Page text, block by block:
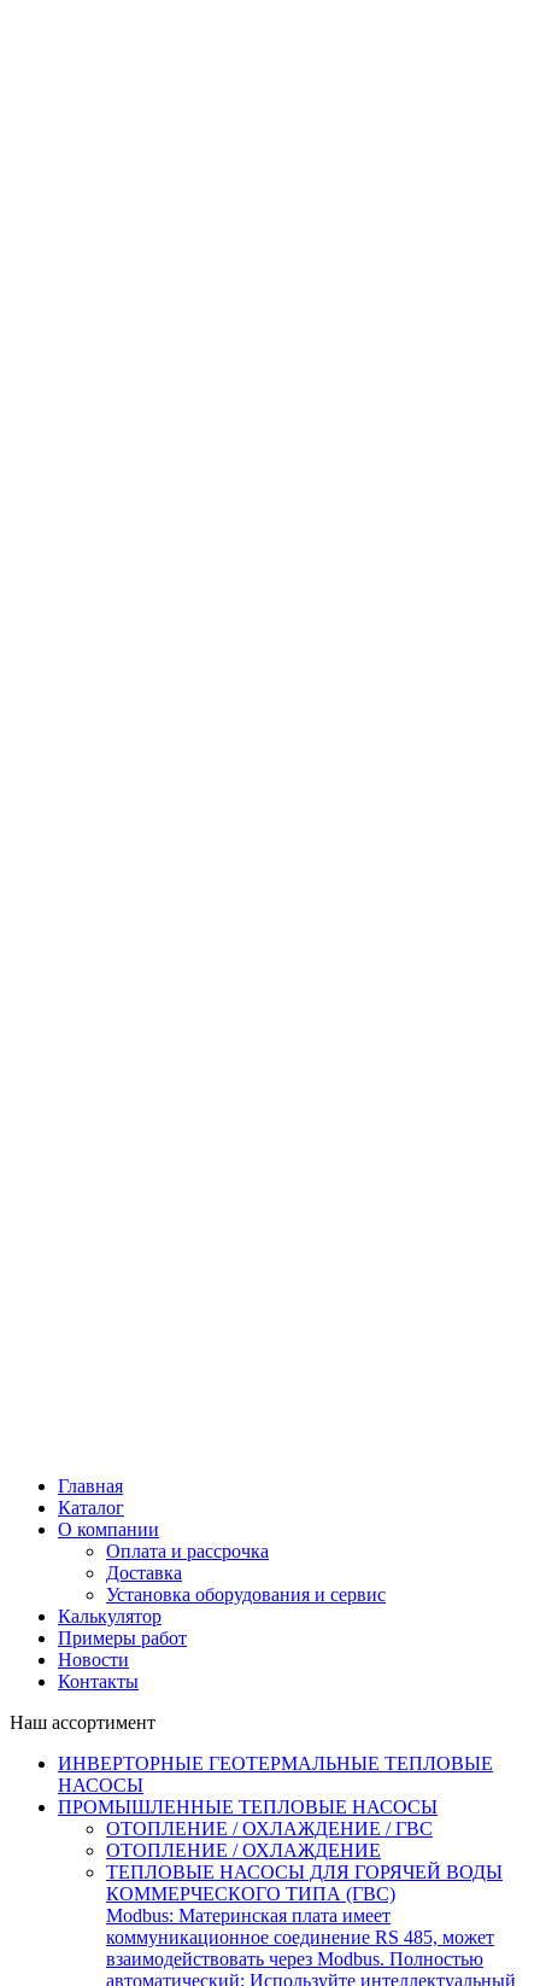
Главная
Каталог
О компании
Оплата и рассрочка
Доставка
Установка оборудования и сервис
Калькулятор
Примеры работ
Новости
Контакты
Наш ассортимент
ИНВЕРТОРНЫЕ ГЕОТЕРМАЛЬНЫЕ ТЕПЛОВЫЕ
НАСОСЫ
ПРОМЫШЛЕННЫЕ ТЕПЛОВЫЕ НАСОСЫ
ОТОПЛЕНИЕ / ОХЛАЖДЕНИЕ / ГВС
ОТОПЛЕНИЕ / ОХЛАЖДЕНИЕ
ТЕПЛОВЫЕ НАСОСЫ ДЛЯ ГОРЯЧЕЙ ВОДЫ
КОММЕРЧЕСКОГО ТИПА (ГВС)
Modbus: Материнская плата имеет
коммуникационное соединение RS 485, может
взаимодействовать через Modbus. Полностью
автоматический: Используйте интеллектуальный